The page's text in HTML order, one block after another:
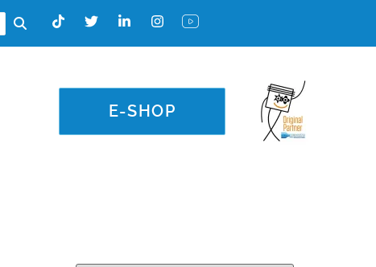
E-SHOP